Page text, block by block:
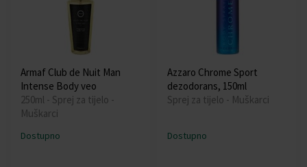
Armaf Club de Nuit Man
Intense Body veo
250ml - Sprej za tijelo -
Muškarci
Dostupno
Azzaro Chrome Sport
dezodorans, 150ml
Sprej za tijelo - Muškarci
Dostupno